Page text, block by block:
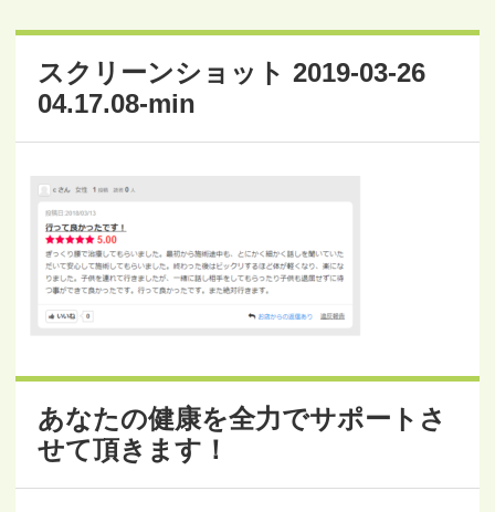
スクリーンショット 2019-03-26
04.17.08-min
あなたの健康を全力でサポートさ
せて頂きます！